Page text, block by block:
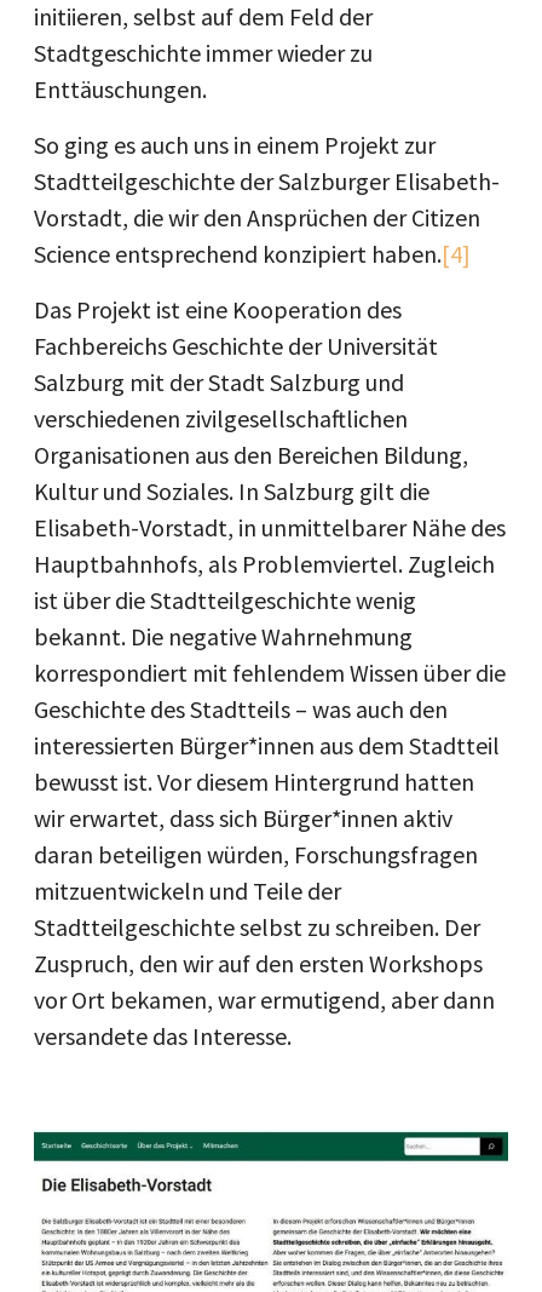
initiieren, selbst auf dem Feld der
Stadtgeschichte immer wieder zu
Enttäuschungen.
So ging es auch uns in einem Projekt zur
Stadtteilgeschichte der Salzburger Elisabeth-
Vorstadt, die wir den Ansprüchen der Citizen
Science entsprechend konzipiert haben.[4]
Das Projekt ist eine Kooperation des
Fachbereichs Geschichte der Universität
Salzburg mit der Stadt Salzburg und
verschiedenen zivilgesellschaftlichen
Organisationen aus den Bereichen Bildung,
Kultur und Soziales. In Salzburg gilt die
Elisabeth-Vorstadt, in unmittelbarer Nähe des
Hauptbahnhofs, als Problemviertel. Zugleich
ist über die Stadtteilgeschichte wenig
bekannt. Die negative Wahrnehmung
korrespondiert mit fehlendem Wissen über die
Geschichte des Stadtteils – was auch den
interessierten Bürger*innen aus dem Stadtteil
bewusst ist. Vor diesem Hintergrund hatten
wir erwartet, dass sich Bürger*innen aktiv
daran beteiligen würden, Forschungsfragen
mitzuentwickeln und Teile der
Stadtteilgeschichte selbst zu schreiben. Der
Zuspruch, den wir auf den ersten Workshops
vor Ort bekamen, war ermutigend, aber dann
versandete das Interesse.
Image